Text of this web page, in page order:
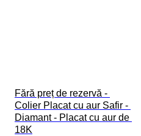
Fără preț de rezervă -
Colier Placat cu aur Safir -
Diamant - Placat cu aur de
18K